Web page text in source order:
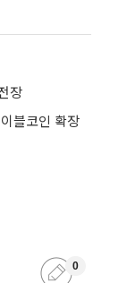
장
블코인 확장
0